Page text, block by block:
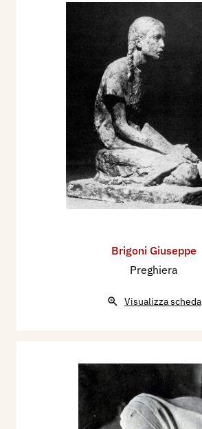
Brigoni Giuseppe
Preghiera
Visualizza scheda